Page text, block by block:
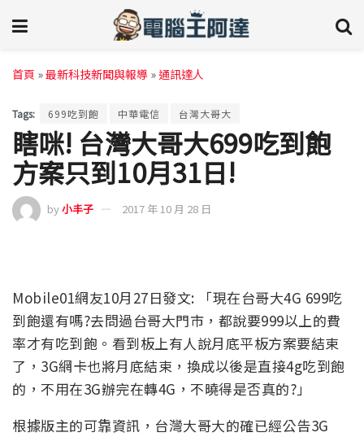
首頁 »最新科技新聞與報導 »通訊達人
Tags: 699吃到飽 中華電信 台灣大哥大
瞎咪! 台灣大哥大699吃到飽
方案只到10月31日!
by小丰子 2017 年 10 月 28 日
Mobile01網友10月27日發文: 「現在台哥大4G 699吃
到飽還有嗎?去問過台哥大門市，都說要999以上的費
率才有吃到飽。看到板上有人說月底平板方案要結束
了，3G網卡也將月底結束，換成以後是直接4g吃到飽
的，不用在3G辦完在轉4G，不曉得是否真的?」
根據版主的可靠資訊，台灣大哥大的確已經公告3G